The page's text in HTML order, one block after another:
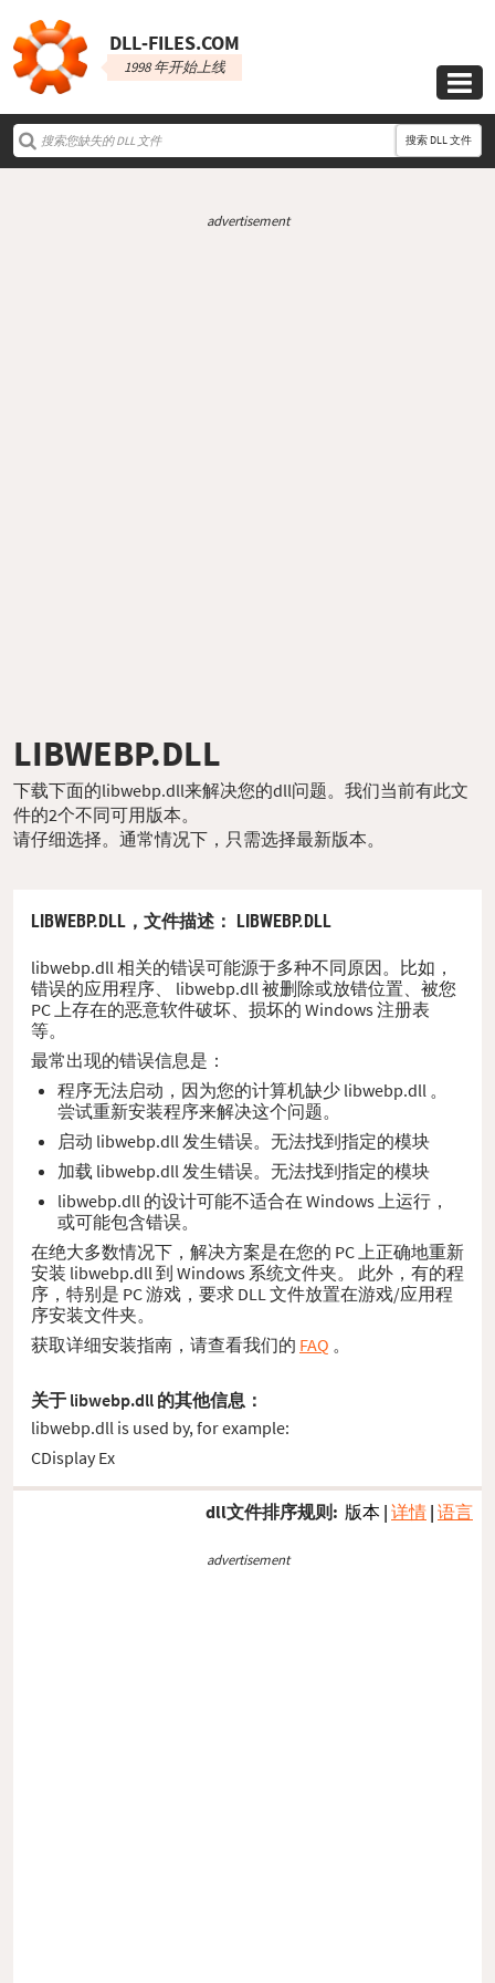
DLL‑FILES.COM
1998 年开始上线

搜索 DLL 文件
advertisement
LIBWEBP.DLL
下载下面的libwebp.dll来解决您的dll问题。我们当前有此文
件的2个不同可用版本。
请仔细选择。通常情况下，只需选择最新版本。
LIBWEBP.DLL， 文件描述 ： LIBWEBP.DLL
libwebp.dll 相关的错误可能源于多种不同原因。比如，
错误的应用程序、 libwebp.dll 被删除或放错位置、被您
PC 上存在的恶意软件破坏、损坏的 Windows 注册表
等。
最常出现的错误信息是：
程序无法启动，因为您的计算机缺少 libwebp.dll 。
尝试重新安装程序来解决这个问题。
启动 libwebp.dll 发生错误。无法找到指定的模块
加载 libwebp.dll 发生错误。无法找到指定的模块
libwebp.dll 的设计可能不适合在 Windows 上运行，
或可能包含错误。
在绝大多数情况下，解决方案是在您的 PC 上正确地重新
安装 libwebp.dll 到 Windows 系统文件夹。 此外，有的程
序，特别是 PC 游戏，要求 DLL 文件放置在游戏/应用程
序安装文件夹。
获取详细安装指南，请查看我们的 FAQ 。
关于 libwebp.dll 的其他信息：
libwebp.dll is used by, for example:
CDisplay Ex
dll文件排序规则: 版本 | 详情 | 语言
advertisement